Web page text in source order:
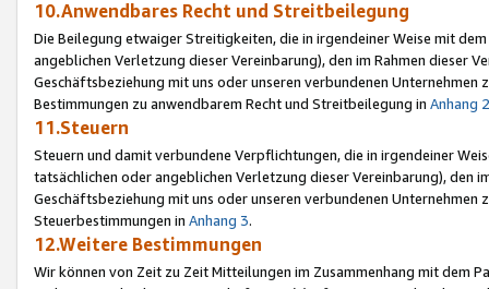
10.Anwendbares Recht und Streitbeilegung
Die Beilegung etwaiger Streitigkeiten, die in irgendeiner Weise mit
angeblichen Verletzung dieser Vereinbarung), den im Rahmen dieser
Geschäftsbeziehung mit uns oder unseren verbundenen
Bestimmungen zu anwendbarem Recht und Streitbeilegung in Anhang 2
11.Steuern
Steuern und damit verbundene Verpflichtungen, die in irgendeiner
tatsächlichen oder angeblichen Verletzung dieser Vereinbarung), den
Geschäftsbeziehung mit uns oder unseren verbundenen
Steuerbestimmungen in Anhang 3.
12.Weitere Bestimmungen
Wir können von Zeit zu Zeit Mitteilungen im Zusammenhang mit dem